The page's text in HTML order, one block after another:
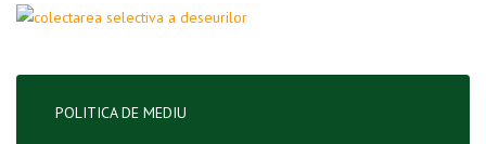
POLITICA DE MEDIU